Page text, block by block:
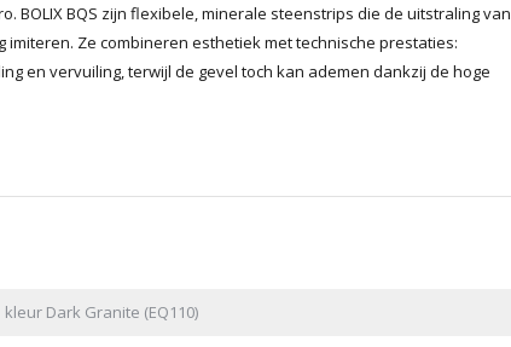
BOLIX BQS zijn flexibele, minerale steenstrips die de uitstraling van
Ze combineren esthetiek met technische prestaties:
en vervuiling, terwijl de gevel toch kan ademen dankzij de hoge
kleur Dark Granite (EQ110)